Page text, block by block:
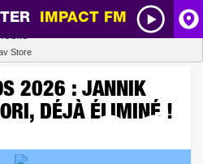
IMPACT FM
2026 : JANNIK
DÉJÀ ÉLIMINÉ !
Store
Télécharger